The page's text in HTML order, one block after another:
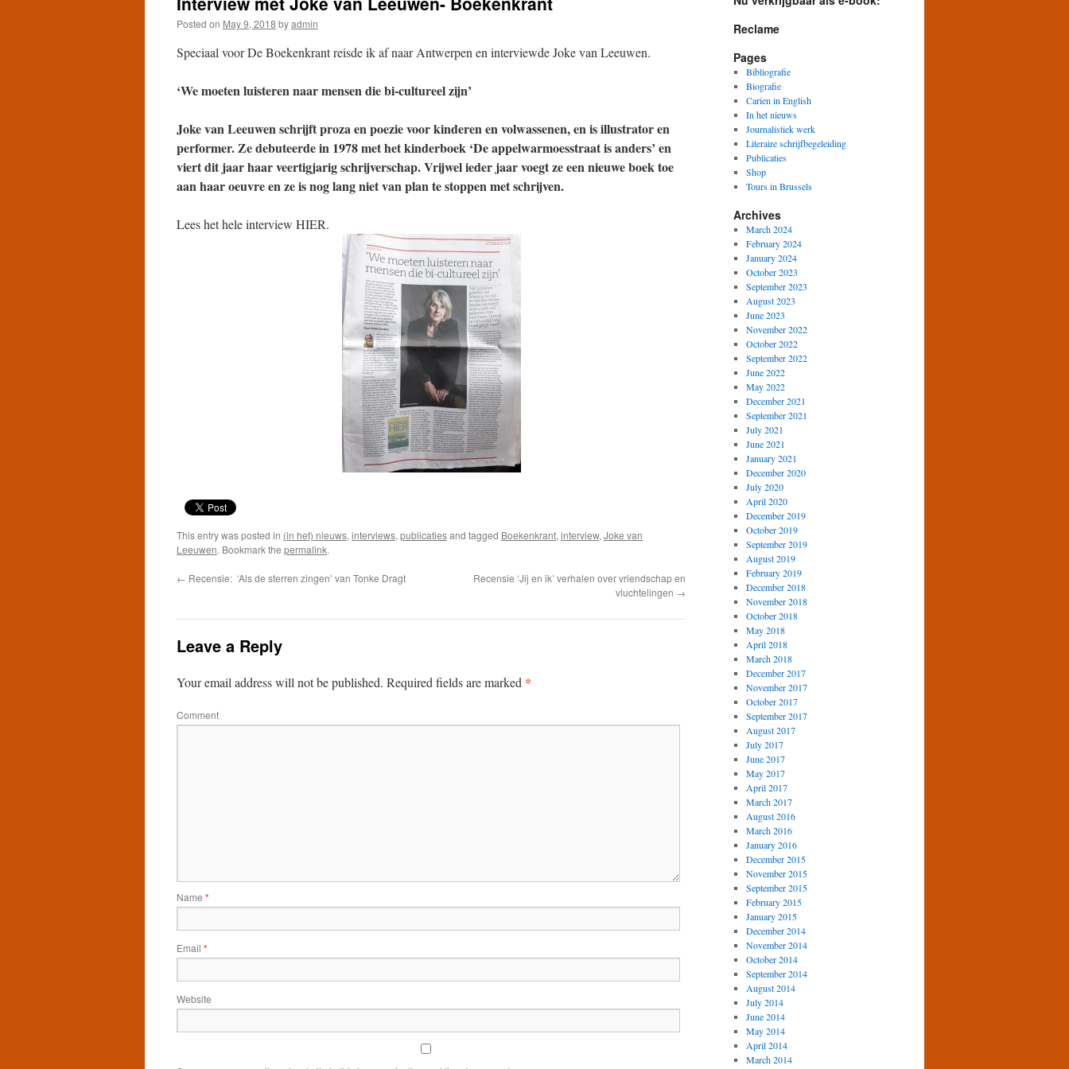
Posted on May 9, 2018 byadmin
Speciaal voor De Boekenkrant reisde ik af naar Antwerpen en interviewde Joke van Leeuwen.
‘We moeten luisteren naar mensen die bi-cultureel zijn’
Joke van Leeuwen schrijft proza en poezie voor kinderen en volwassenen, en is illustrator en
performer. Ze debuteerde in 1978 met het kinderboek ‘De appelwarmoesstraat is anders’ en
viert dit jaar haar veertigjarig schrijverschap. Vrijwel ieder jaar voegt ze een nieuwe boek toe
aan haar oeuvre en ze is nog lang niet van plan te stoppen met schrijven.
Lees het hele interview HIER.
This entry was posted in (in het) nieuws, interviews, publicatiesand tagged Boekenkrant, interview, Joke van
Leeuwen. Bookmark the permalink.
← Recensie: ‘Als de sterren zingen’ van Tonke Dragt
Recensie ‘Jij en ik’ verhalen over vriendschap en
vluchtelingen →
Leave a Reply
Your email address will not be published. Required fields are marked *
Comment
Name *
Email *
Website
Reclame
Pages
Bibliografie
Biografie
Carien in English
In het nieuws
Journalistiek werk
Literaire schrijfbegeleiding
Publicaties
Shop
Tours in Brussels
Archives
March 2024
February 2024
January 2024
October 2023
September 2023
August 2023
June 2023
November 2022
October 2022
September 2022
June 2022
May 2022
December 2021
September 2021
July 2021
June 2021
January 2021
December 2020
July 2020
April 2020
December 2019
October 2019
September 2019
August 2019
February 2019
December 2018
November 2018
October 2018
May 2018
April 2018
March 2018
December 2017
November 2017
October 2017
September 2017
August 2017
July 2017
June 2017
May 2017
April 2017
March 2017
August 2016
March 2016
January 2016
December 2015
November 2015
September 2015
February 2015
January 2015
December 2014
November 2014
October 2014
September 2014
August 2014
July 2014
June 2014
May 2014
April 2014
March 2014